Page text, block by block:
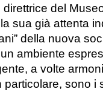
del
sua già attenta
della nuova
ambiente
a volte
sono i